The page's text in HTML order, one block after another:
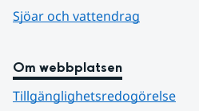
Sjöar och vattendrag
Om webbplatsen
Tillgänglighetsredogörelse